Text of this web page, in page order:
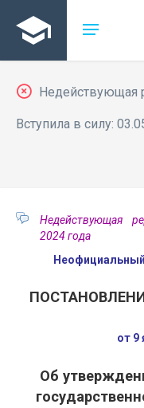
Недействующая
Вступила в силу:
Недействующая
2024 года
от 9
Об